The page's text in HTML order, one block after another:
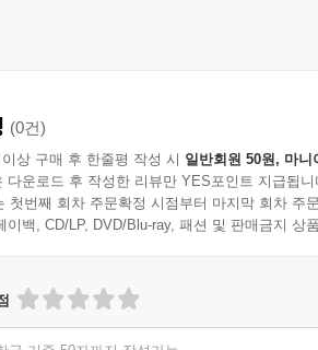
(0건)
상 구매 후 한줄평 작성 시 일반회원 50원, 마니
다운로드 후 작성한 리뷰만 YES포인트 지급됩니
첫번째 회차 주문확정 시점부터 마지막 회차 주
이백, CD/LP, DVD/Blu-ray, 패션 및 판매금지 상